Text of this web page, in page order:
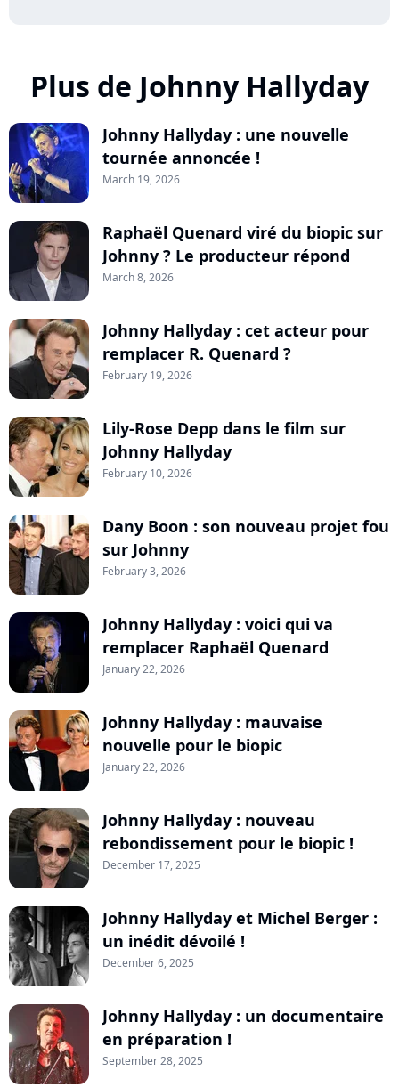
Plus de Johnny Hallyday
Johnny Hallyday : une nouvelle
tournée annoncée !
March 19, 2026
Raphaël Quenard viré du biopic sur
Johnny ? Le producteur répond
March 8, 2026
Johnny Hallyday : cet acteur pour
remplacer R. Quenard ?
February 19, 2026
Lily-Rose Depp dans le film sur
Johnny Hallyday
February 10, 2026
Dany Boon : son nouveau projet fou
sur Johnny
February 3, 2026
Johnny Hallyday : voici qui va
remplacer Raphaël Quenard
January 22, 2026
Johnny Hallyday : mauvaise
nouvelle pour le biopic
January 22, 2026
Johnny Hallyday : nouveau
rebondissement pour le biopic !
December 17, 2025
Johnny Hallyday et Michel Berger :
un inédit dévoilé !
December 6, 2025
Johnny Hallyday : un documentaire
en préparation !
September 28, 2025